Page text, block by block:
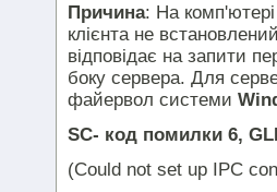
Причина: На комп'ютері
клієнта не
відповідає на запити
боку сервера. Для
файервол системи
SC- код помилки 6,
(Could not set up IPC